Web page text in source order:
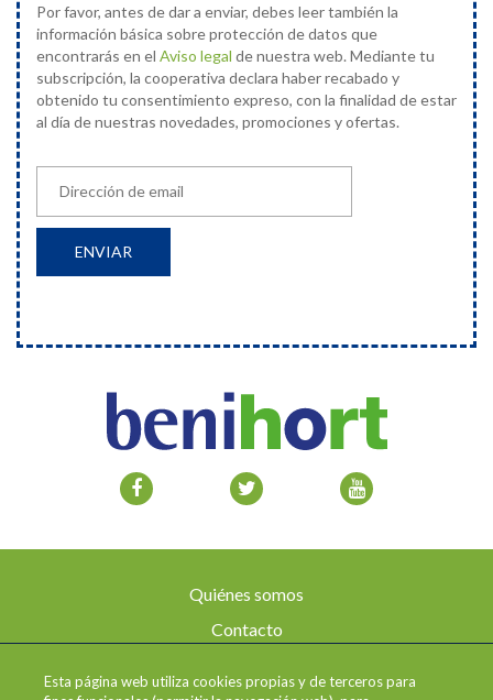
Por favor, antes de dar a enviar, debes leer también la
información básica sobre protección de datos que
encontrarás en el Aviso legal de nuestra web. Mediante tu
subscripción, la cooperativa declara haber recabado y
obtenido tu consentimiento expreso, con la finalidad de estar
al día de nuestras novedades, promociones y ofertas.
Quiénes somos
Contacto
Esta página web utiliza cookies propias y de terceros para